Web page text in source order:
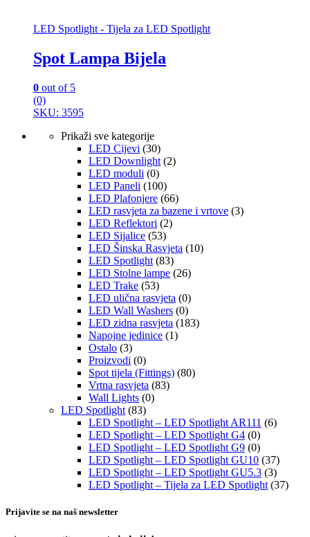
LED Spotlight - Tijela za LED Spotlight
Spot Lampa Bijela
0 out of 5
(0)
SKU: 3595
Prikaži sve kategorije
LED Cijevi (30)
LED Downlight (2)
LED moduli (0)
LED Paneli (100)
LED Plafonjere (66)
LED rasvjeta za bazene i vrtove (3)
LED Reflektori (2)
LED Sijalice (53)
LED Šinska Rasvjeta (10)
LED Spotlight (83)
LED Stolne lampe (26)
LED Trake (53)
LED ulična rasvjeta (0)
LED Wall Washers (0)
LED zidna rasvjeta (183)
Napojne jedinice (1)
Ostalo (3)
Proizvodi (0)
Spot tijela (Fittings) (80)
Vrtna rasvjeta (83)
Wall Lights (0)
LED Spotlight (83)
LED Spotlight – LED Spotlight AR111 (6)
LED Spotlight – LED Spotlight G4 (0)
LED Spotlight – LED Spotlight G9 (0)
LED Spotlight – LED Spotlight GU10 (37)
LED Spotlight – LED Spotlight GU5.3 (3)
LED Spotlight – Tijela za LED Spotlight (37)
Prijavite se na naš newsletter